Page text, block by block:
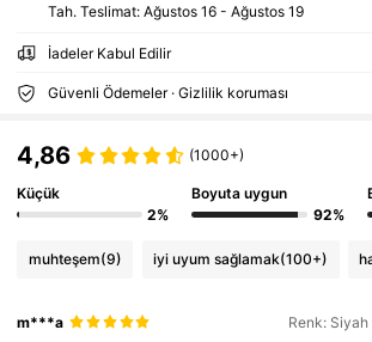
Tah. Teslimat: Ağustos 16 - Ağustos 19
İadeler Kabul Edilir
Güvenli Ödemeler · Gizlilik koruması
4,86 (1000+)
Küçük
2%
Boyuta uygun
92%
muhteşem(9) iyi uyum sağlamak(100+)
m***a Renk: